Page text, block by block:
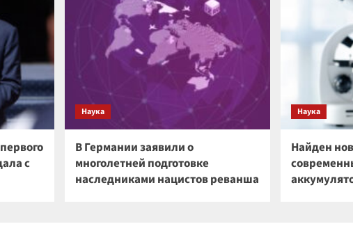
с
Наука
В Германии заявили о
многолетней подготовке
наследниками нацистов реванша
Наука
Найден